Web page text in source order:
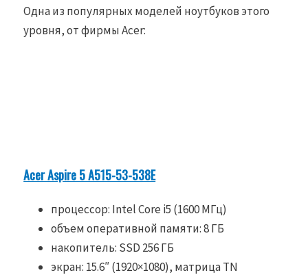
Одна из популярных моделей ноутбуков этого
уровня, от фирмы Acer:
Acer Aspire 5 A515-53-538E
процессор: Intel Core i5 (1600 МГц)
объем оперативной памяти: 8 ГБ
накопитель: SSD 256 ГБ
экран: 15.6″ (1920×1080), матрица TN